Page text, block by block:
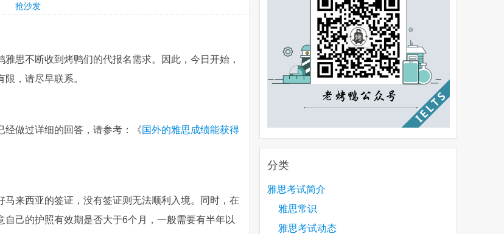
抢沙发
思不断收到烤鸭们的代报名需求。因此，今日开始，
，请尽早联系。
经做过详细的回答，请参考：《国外的雅思成绩能获得
来西亚的签证，没有签证则无法顺利入境。同时，在
己的护照有效期是否大于6个月，一般需要有半年以
分类
雅思考试简介
雅思常识
雅思考试动态